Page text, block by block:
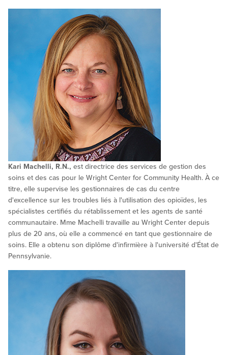
Kari Machelli, R.N., est directrice des services de gestion des
soins et des cas pour le Wright Center for Community Health. À ce
titre, elle supervise les gestionnaires de cas du centre
d'excellence sur les troubles liés à l'utilisation des opioïdes, les
spécialistes certifiés du rétablissement et les agents de santé
communautaire. Mme Machelli travaille au Wright Center depuis
plus de 20 ans, où elle a commencé en tant que gestionnaire de
soins. Elle a obtenu son diplôme d'infirmière à l'université d'État de
Pennsylvanie.